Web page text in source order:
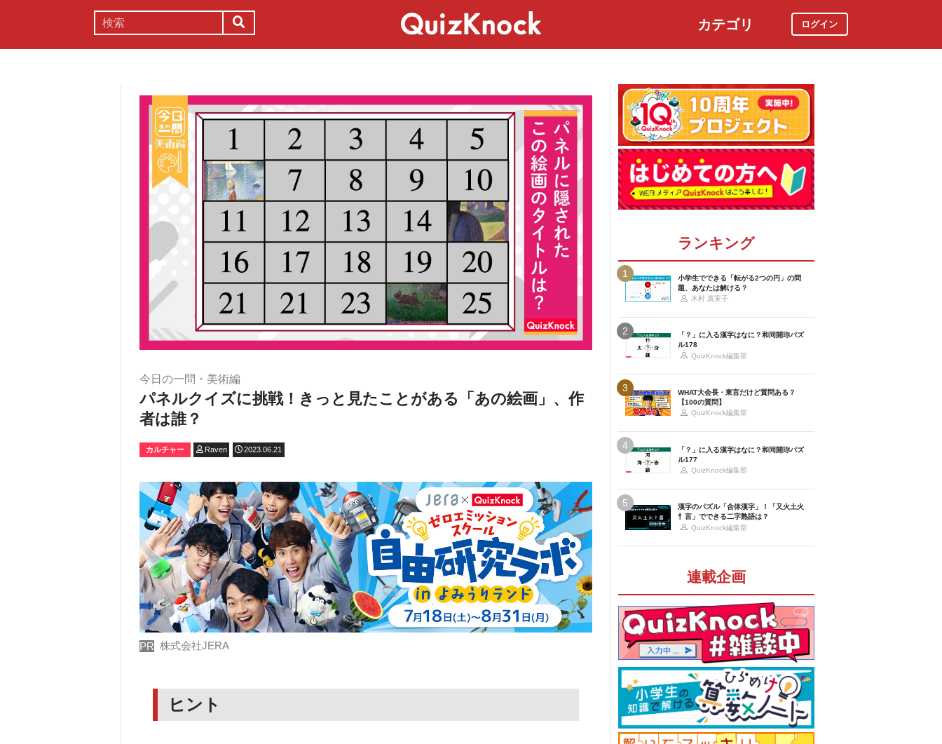
カテゴリ ログイン
今日の一問・美術編
パネルクイズに挑戦！きっと見たことがある「あの絵画」、作
者は誰？
カルチャー Raven 2023.06.21
PR 株式会社JERA
ヒント
ランキング
1
小学生でできる「転がる2つの円」の問
題、あなたは解ける？
木村 真実子
2
「？」に入る漢字はなに？和同開珎パズ
ル178
QuizKnock編集部
3
WHAT大会長・東言だけど質問ある？
【100の質問】
QuizKnock編集部
4
「？」に入る漢字はなに？和同開珎パズ
ル177
QuizKnock編集部
5
漢字のパズル「合体漢字」！「又火土火
忄言」でできる二字熟語は？
QuizKnock編集部
連載企画